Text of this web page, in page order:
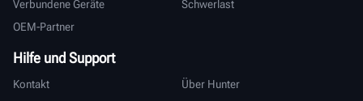
Verbundene Geräte
Schwerlast
OEM-Partner
Hilfe und Support
Kontakt
Über Hunter